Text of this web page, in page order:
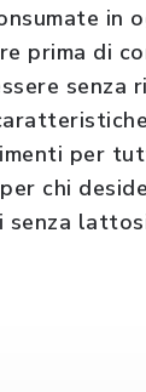
prima di
senza
per
chi